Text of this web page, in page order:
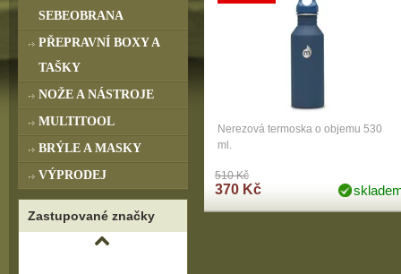
Nerezová termoska o objemu 530
ml.
510 Kč
370 Kč
SEBEOBRANA
PŘEPRAVNÍ BOXY A
TAŠKY
NOŽE A NÁSTROJE
MULTITOOL
BRÝLE A MASKY
VÝPRODEJ
Zastupované značky